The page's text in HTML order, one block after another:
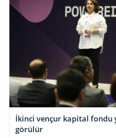
İkinci vençur kapital fondu
görülür